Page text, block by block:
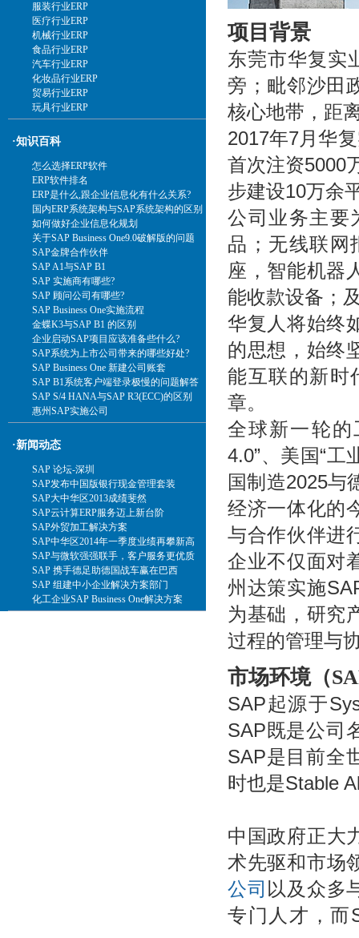
服装行业ERP
医疗行业ERP
机械行业ERP
食品行业ERP
汽车行业ERP
化妆品行业ERP
贸易行业ERP
玩具行业ERP
·知识百科
怎么选择ERP软件
ERP软件排名
ERP是什么,跟企业信息化有什么关系?
国内ERP系统架构与SAP系统架构的区别
如何做好企业信息化规划
关于SAP Business One9.0破解版的问题
SAP金牌合作伙伴
SAP A1与SAP B1
SAP 实施商有哪些?
SAP 顾问公司有哪些?
SAP Business One实施流程
金蝶K3与SAP B1 的区别
企业启动SAP项目应该准备些什么?
SAP系统为上市公司带来的哪些好处?
SAP Business One 新建公司账套
SAP B1系统客户端登录极慢的问题解答
SAP S/4 HANA与SAP R3(ECC)的区别
惠州SAP实施公司
·新闻动态
SAP 论坛-深圳
SAP发布中国版银行现金管理套装
SAP大中华区2013成绩斐然
SAP云计算ERP服务迈上新台阶
SAP外贸加工解决方案
SAP中华区2014年一季度业绩再攀新高
SAP与微软强强联手，客户服务更优质
SAP 携手德足助德国战车赢在巴西
SAP 组建中小企业解决方案部门
化工企业SAP Business One解决方案
项目背景
东莞市华复实
旁；毗邻沙田
核心地带，距
2017年7月华
首次注资5000
步建设10万余
公司业务主要
品；无线联网
座，智能机器
能收款设备；
华复人将始终
的思想，始终
能互联的新时
章。
全球新一轮的
4.0”、美国“工
国制造2025与
经济一体化的
与合作伙伴进
企业不仅面对
州达策实施
为基础，研究
过程的管理与
市场环境（
SAP起源于
SAP既是公司
SAP是目前全
时也是Stable
中国政府正大
术先驱和市场
公司 以及众多
专门人才，而